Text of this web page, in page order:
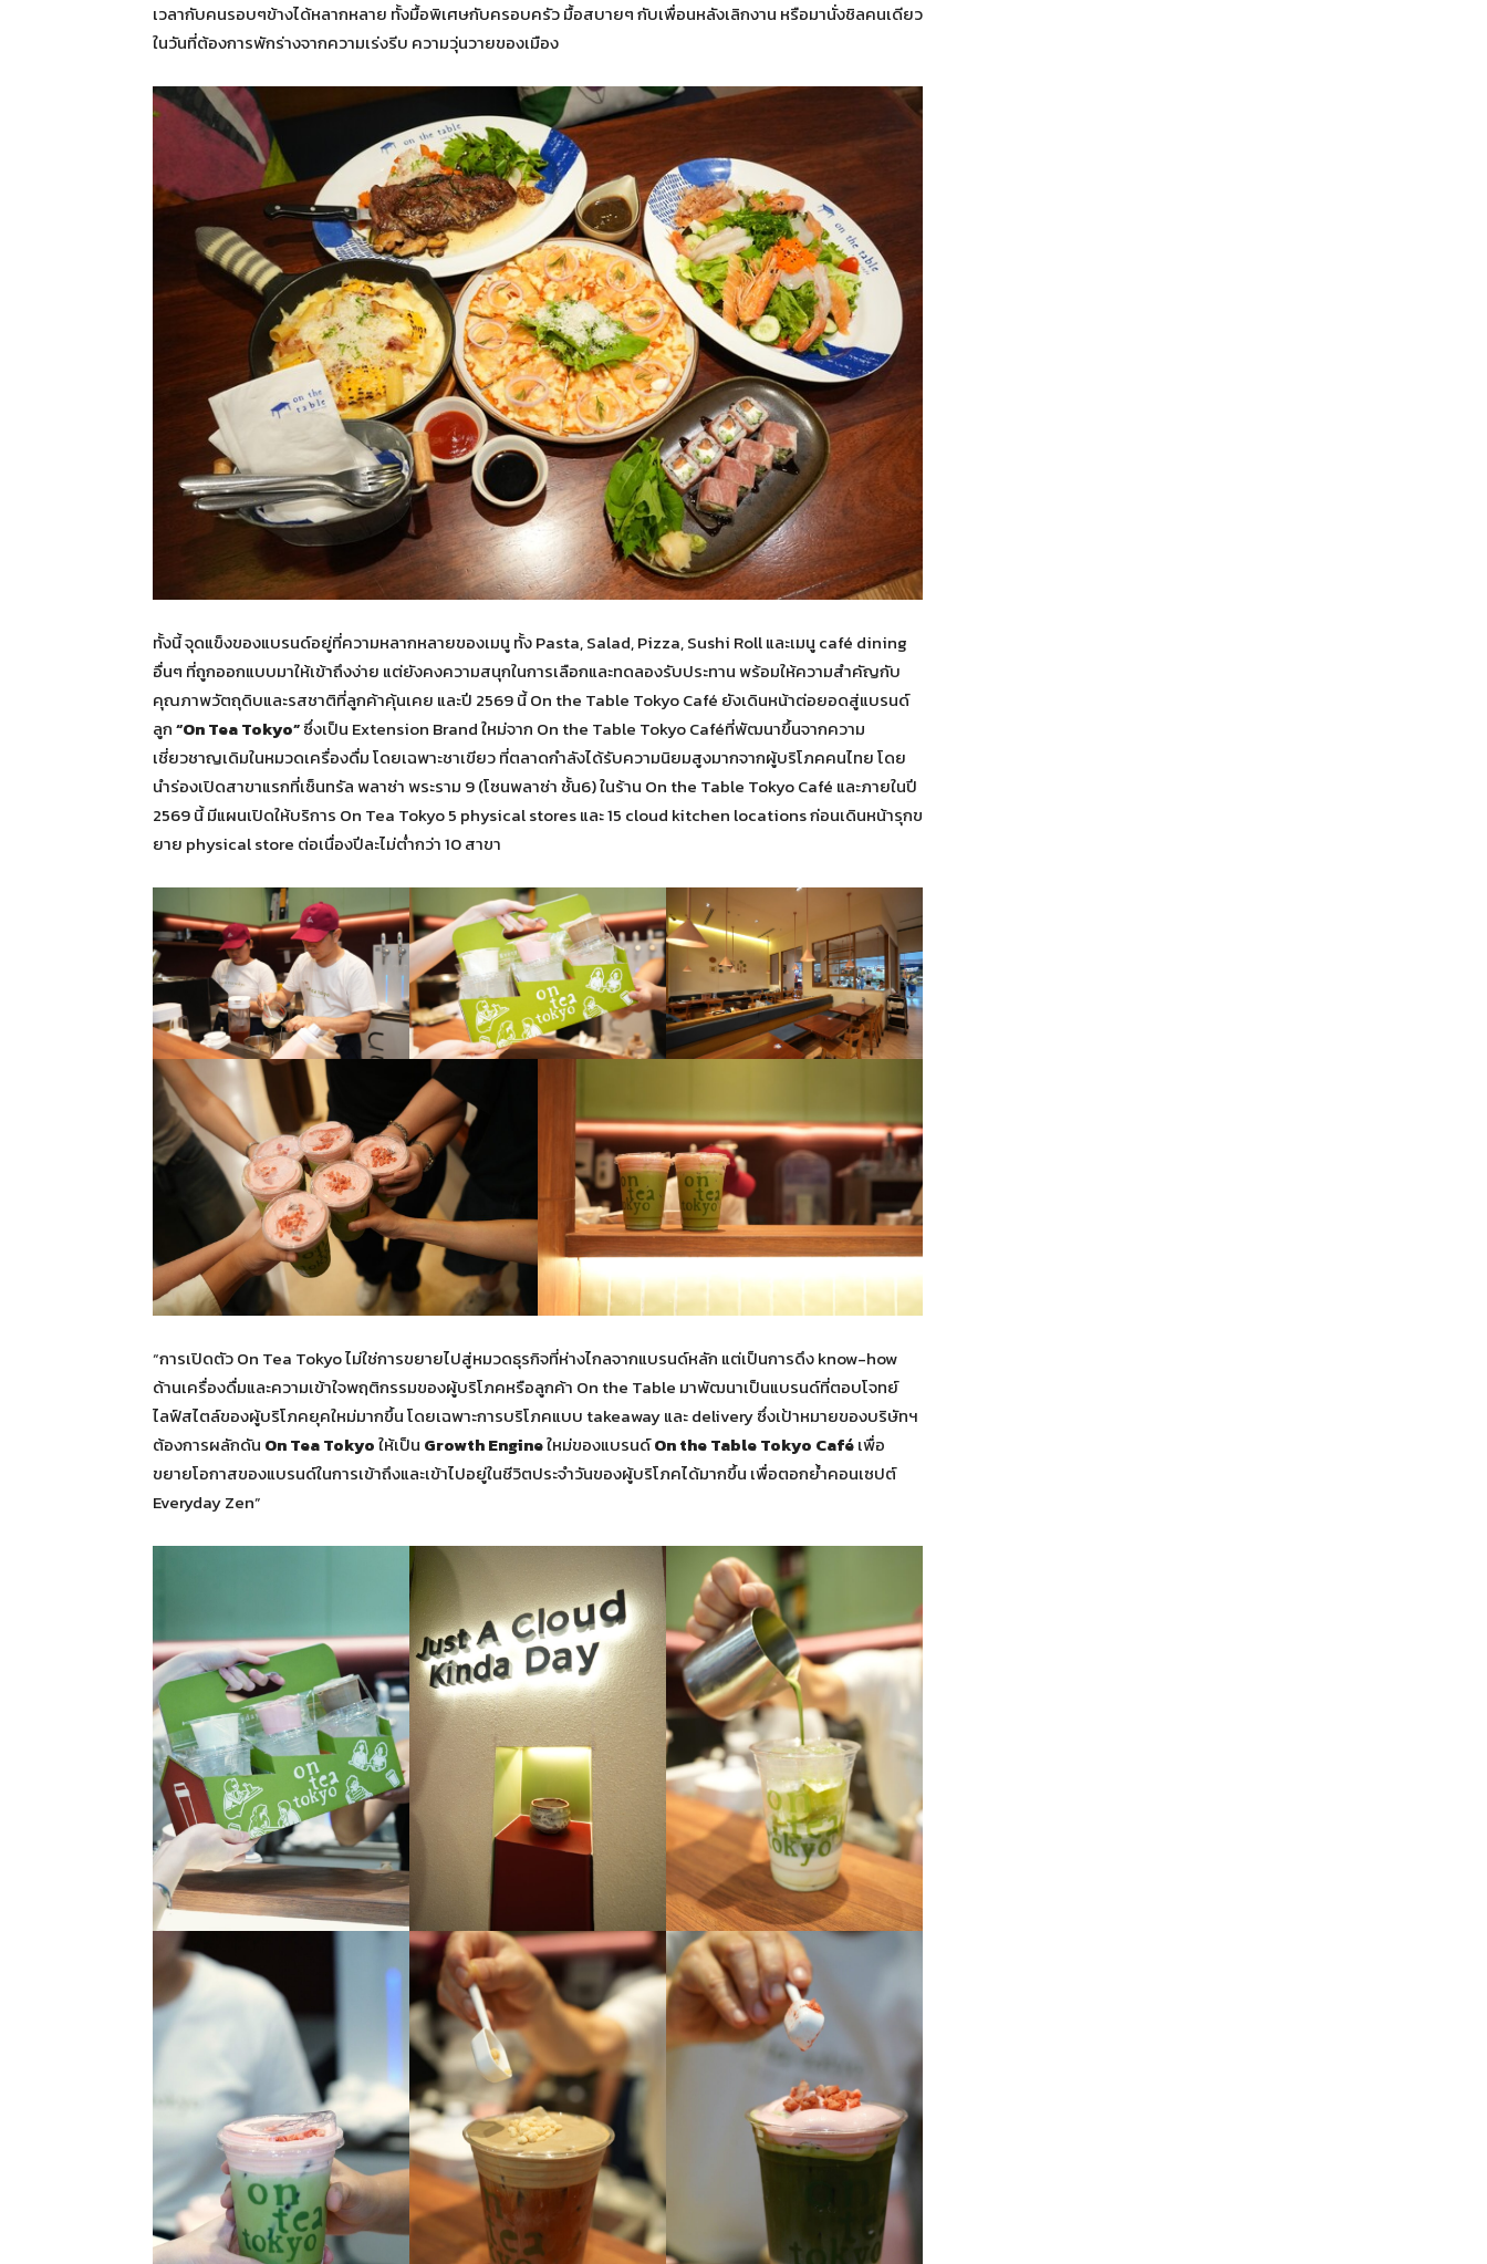
เวลากับคนรอบๆข้างได้หลากหลาย ทั้งมื้อพิเศษกับครอบครัว มื้อสบายๆ กับเพื่อนหลังเลิกงาน หรือมานั่งชิลคนเดียว
ในวันที่ต้องการพักร่างจากความเร่งรีบ ความวุ่นวายของเมือง
ทั้งนี้ จุดแข็งของแบรนด์อยู่ที่ความหลากหลายของเมนู ทั้ง Pasta, Salad, Pizza, Sushi Roll และเมนู café dining
อื่นๆ ที่ถูกออกแบบมาให้เข้าถึงง่าย แต่ยังคงความสนุกในการเลือกและทดลองรับประทาน พร้อมให้ความสำคัญกับ
คุณภาพวัตถุดิบและรสชาติที่ลูกค้าคุ้นเคย และปี 2569 นี้ On the Table Tokyo Café ยังเดินหน้าต่อยอดสู่แบรนด์
ลูก“On Tea Tokyo”ซึ่งเป็น Extension Brand ใหม่จาก On the Table Tokyo Caféที่พัฒนาขึ้นจากความ
เชี่ยวชาญเดิมในหมวดเครื่องดื่ม โดยเฉพาะชาเขียว ที่ตลาดกำลังได้รับความนิยมสูงมากจากผู้บริโภคคนไทย โดย
นำร่องเปิดสาขาแรกที่เซ็นทรัล พลาซ่า พระราม 9 (โซนพลาซ่า ชั้น6) ในร้าน On the Table Tokyo Café และภายในปี
2569 นี้ มีแผนเปิดให้บริการ On Tea Tokyo 5 physical stores และ 15 cloud kitchen locations ก่อนเดินหน้ารุกข
ยาย physical store ต่อเนื่องปีละไม่ต่ำกว่า 10 สาขา
“การเปิดตัว On Tea Tokyo ไม่ใช่การขยายไปสู่หมวดธุรกิจที่ห่างไกลจากแบรนด์หลัก แต่เป็นการดึง know-how
ด้านเครื่องดื่มและความเข้าใจพฤติกรรมของผู้บริโภคหรือลูกค้า On the Table มาพัฒนาเป็นแบรนด์ที่ตอบโจทย์
ไลฟ์สไตล์ของผู้บริโภคยุคใหม่มากขึ้น โดยเฉพาะการบริโภคแบบ takeaway และ delivery ซึ่งเป้าหมายของบริษัทฯ
ต้องการผลักดัน On Tea Tokyoให้เป็น Growth Engineใหม่ของแบรนด์On the Table Tokyo Caféเพื่อ
ขยายโอกาสของแบรนด์ในการเข้าถึงและเข้าไปอยู่ในชีวิตประจำวันของผู้บริโภคได้มากขึ้น เพื่อตอกย้ำคอนเซปต์
Everyday Zen”